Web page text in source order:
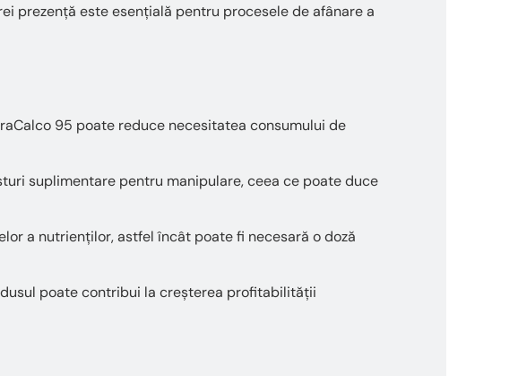
prezență este esențială pentru procesele de afânare a
95 poate reduce necesitatea consumului de
suplimentare pentru manipulare, ceea ce poate duce
a nutrienților, astfel încât poate fi necesară o doză
poate contribui la creșterea profitabilității